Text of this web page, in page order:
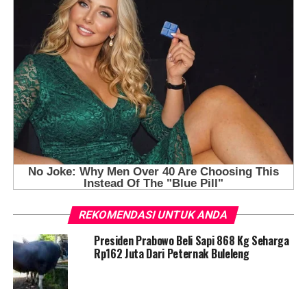
REKOMENDASI UNTUK ANDA
Presiden Prabowo Beli Sapi 868 Kg Seharga
Rp162 Juta Dari Peternak Buleleng